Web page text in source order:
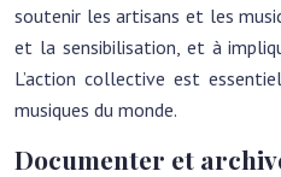
soutenir les artisans et les
et la sensibilisation, et à
L’action collective est
musiques du monde.
Documenter et